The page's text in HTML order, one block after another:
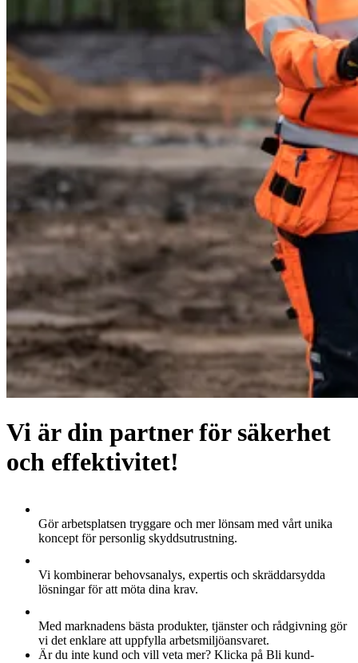
Vi är din partner för säkerhet
och effektivitet!
Gör arbetsplatsen tryggare och mer lönsam med vårt unika
koncept för personlig skyddsutrustning.
Vi kombinerar behovsanalys, expertis och skräddarsydda
lösningar för att möta dina krav.
Med marknadens bästa produkter, tjänster och rådgivning gör
vi det enklare att uppfylla arbetsmiljöansvaret.
Är du inte kund och vill veta mer? Klicka på Bli kund-